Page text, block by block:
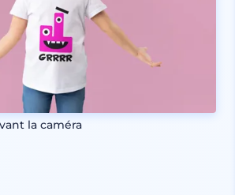
la caméra